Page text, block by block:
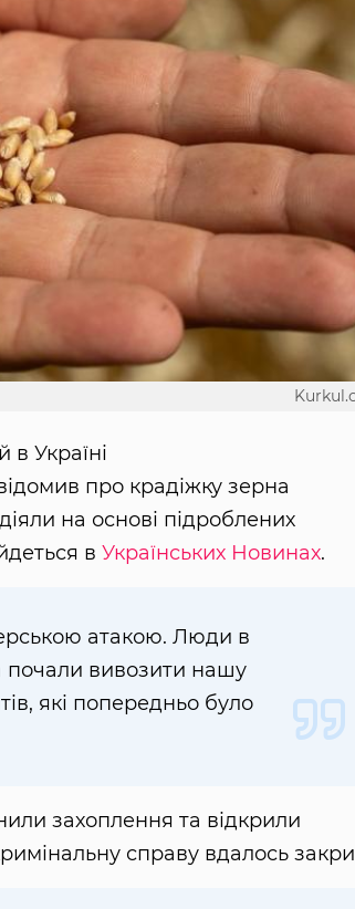
в Україні
про крадіжку зерна
на основі підроблених
в Українських Новинах.
атакою. Люди в
почали вивозити нашу
які попередньо було
захоплення та відкрили
справу вдалось